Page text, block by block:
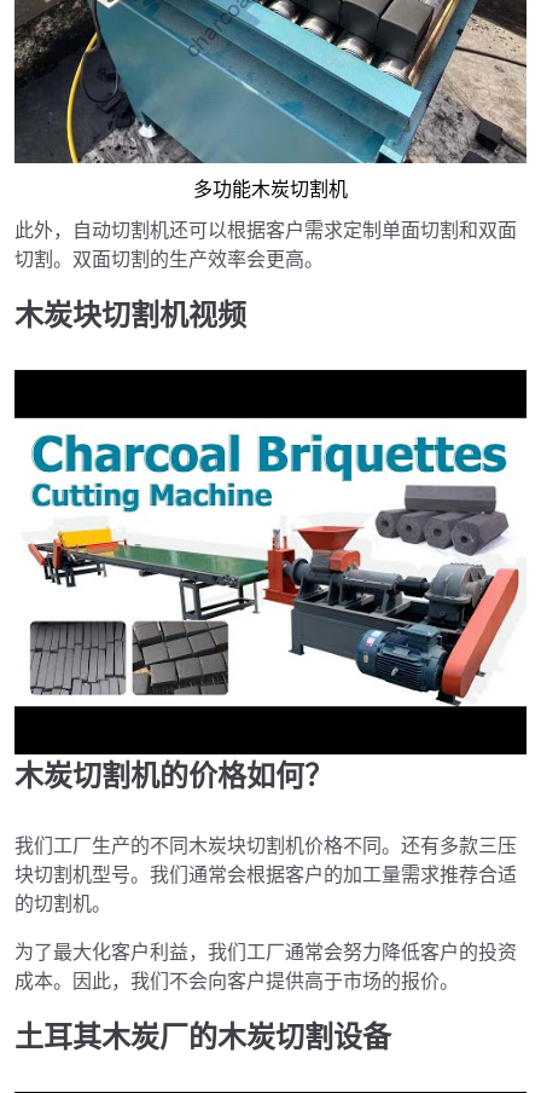
多功能木炭切割机
此外，自动切割机还可以根据客户需求定制单面切割和双面
切割。双面切割的生产效率会更高。
木炭块切割机视频
►
木炭切割机的价格如何？
我们工厂生产的不同木炭块切割机价格不同。还有多款三压
块切割机型号。我们通常会根据客户的加工量需求推荐合适
的切割机。
为了最大化客户利益，我们工厂通常会努力降低客户的投资
成本。因此，我们不会向客户提供高于市场的报价。
土耳其木炭厂的木炭切割设备